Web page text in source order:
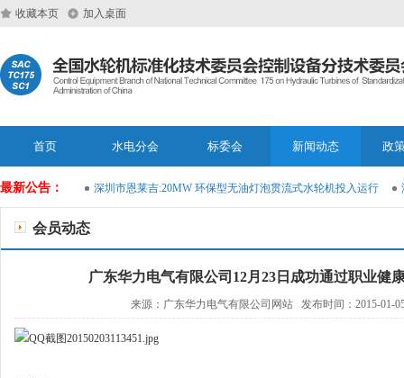
收藏本页 加入桌面
首页 水电分会 标委会 新闻动态 政
最新公告：
运维大模型 深圳市恩莱吉:20MW 环保型无油灯泡贯流式水轮机投入运行
会员动态
广东华力电气有限公司12月23日成功通过职业健
来源：广东华力电气有限公司网站 发布时间：2015-01-